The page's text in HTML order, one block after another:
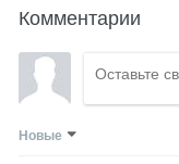
Комментарии
Новые